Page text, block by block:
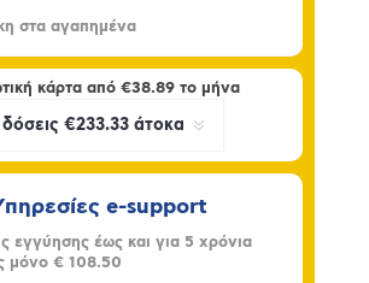
κάρτα από€38.89 το μήνα
e-support
εγγύησης έως και για 5 χρόνια
μόνο € 108.50